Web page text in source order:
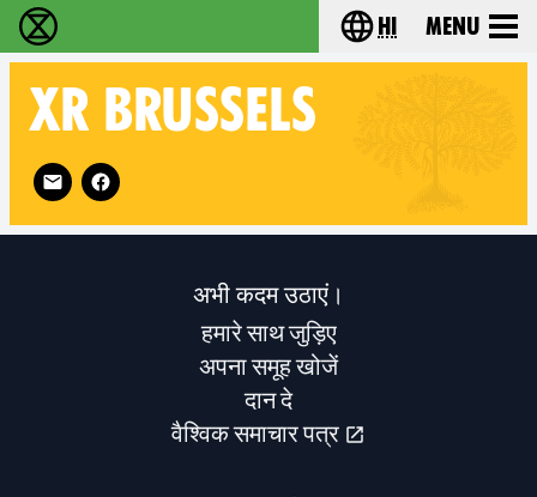
विलुप्ति विद्रोह - Home Choose your
hi Menu
XR BRUSSELS
Follow XR Brussels on
अभी कदम उठाएं।
हमारे साथ जुड़िए
अपना समूह खोजें
दान दे
वैश्विक समाचार पत्र